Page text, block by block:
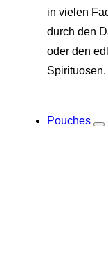
in vielen
durch den
oder den
Spirituosen.
Pouches